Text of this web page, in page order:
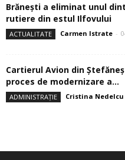
Brănești a eliminat unul
rutiere din estul Ilfovului
ACTUALITATE Carmen Istrate -
Cartierul Avion din
proces de modernizare a...
ADMINISTRAȚIE Cristina Nedelcu